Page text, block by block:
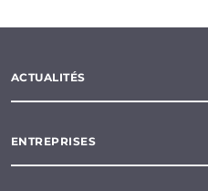
ACTUALITÉS
ENTREPRISES